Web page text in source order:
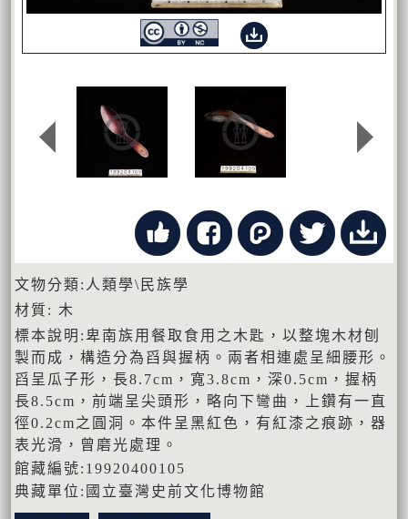
文物分類:人類學\民族學
材質: 木
標本說明:卑南族用餐取食用之木匙，以整塊木材刨
製而成，構造分為舀與握柄。兩者相連處呈細腰形。
舀呈瓜子形，長8.7cm，寬3.8cm，深0.5cm，握柄
長8.5cm，前端呈尖頭形，略向下彎曲，上鑽有一直
徑0.2cm之圓洞。本件呈黑紅色，有紅漆之痕跡，器
表光滑，曾磨光處理。
館藏編號:19920400105
典藏單位:國立臺灣史前文化博物館